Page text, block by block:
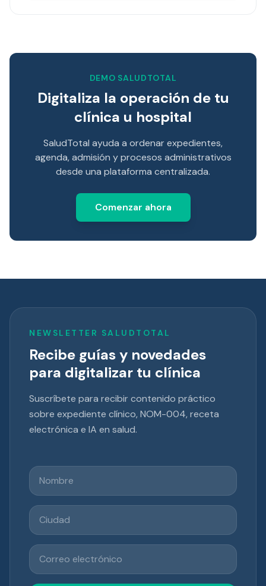
DEMO SALUDTOTAL
Digitaliza la operación de tu
clínica u hospital
SaludTotal ayuda a ordenar expedientes,
agenda, admisión y procesos administrativos
desde una plataforma centralizada.
Comenzar ahora
NEWSLETTER SALUDTOTAL
Recibe guías y novedades
para digitalizar tu clínica
Suscríbete para recibir contenido práctico
sobre expediente clínico, NOM-004, receta
electrónica e IA en salud.
Nombre
Ciudad
Correo electrónico